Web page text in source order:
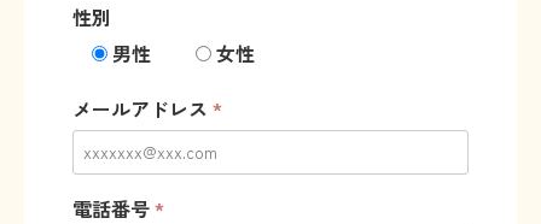
性別
男性
女性
メールアドレス *
電話番号*